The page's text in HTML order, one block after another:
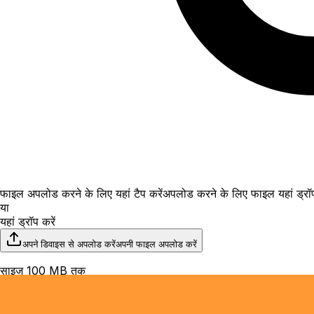
फाइल अपलोड करने के लिए यहां टैप करेंअपलोड करने के लिए फाइल यहां
या
यहां ड्रॉप करें
अपने डिवाइस से अपलोड करेंअपनी फाइल अपलोड करें
साइज़ 100 MB तक